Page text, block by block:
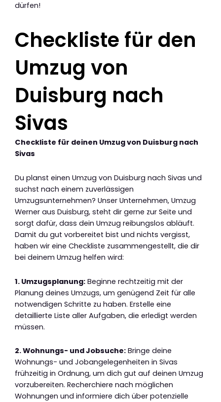
dürfen!
Checkliste für den
Umzug von
Duisburg nach
Sivas
Checkliste für deinen Umzug von Duisburg nach
Sivas
Du planst einen Umzug von Duisburg nach Sivas und
suchst nach einem zuverlässigen
Umzugsunternehmen? Unser Unternehmen, Umzug
Werner aus Duisburg, steht dir gerne zur Seite und
sorgt dafür, dass dein Umzug reibungslos abläuft.
Damit du gut vorbereitet bist und nichts vergisst,
haben wir eine Checkliste zusammengestellt, die dir
bei deinem Umzug helfen wird:
1. Umzugsplanung: Beginne rechtzeitig mit der
Planung deines Umzugs, um genügend Zeit für alle
notwendigen Schritte zu haben. Erstelle eine
detaillierte Liste aller Aufgaben, die erledigt werden
müssen.
2. Wohnungs- und Jobsuche: Bringe deine
Wohnungs- und Jobangelegenheiten in Sivas
frühzeitig in Ordnung, um dich gut auf deinen Umzug
vorzubereiten. Recherchiere nach möglichen
Wohnungen und informiere dich über potenzielle